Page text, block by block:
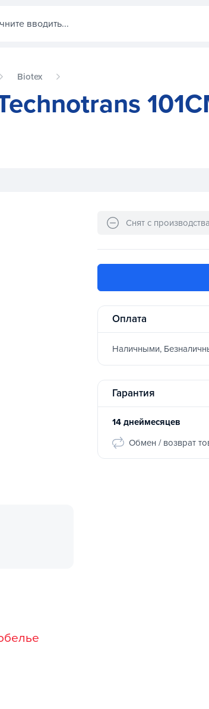
вводить...
Biotex
Снят с производства
Оплата
Наличными,
Гарантия
14 днеймесяцев
Обмен / возврат